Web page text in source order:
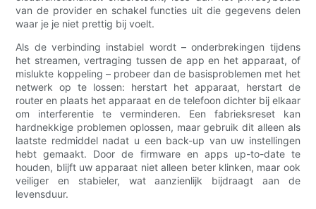
van de provider en schakel functies uit die gegevens delen
waar je je niet prettig bij voelt.
Als de verbinding instabiel wordt – onderbrekingen tijdens
het streamen, vertraging tussen de app en het apparaat, of
mislukte koppeling – probeer dan de basisproblemen met het
netwerk op te lossen: herstart het apparaat, herstart de
router en plaats het apparaat en de telefoon dichter bij elkaar
om interferentie te verminderen. Een fabrieksreset kan
hardnekkige problemen oplossen, maar gebruik dit alleen als
laatste redmiddel nadat u een back-up van uw instellingen
hebt gemaakt. Door de firmware en apps up-to-date te
houden, blijft uw apparaat niet alleen beter klinken, maar ook
veiliger en stabieler, wat aanzienlijk bijdraagt ​​aan de
levensduur.